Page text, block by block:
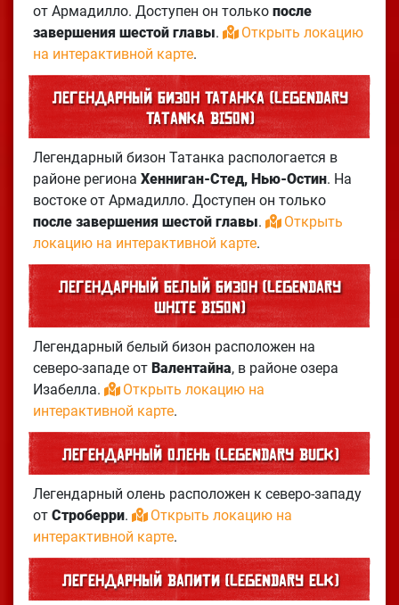
от Армадилло. Доступен он только после
завершения шестой главы.
Открыть локацию
на интерактивной карте.
Легендарный бизон Татанка (Legendary
Tatanka Bison)
Легендарный бизон Татанка распологается в
районе региона Хенниган-Стед, Нью-Остин. На
востоке от Армадилло. Доступен он только
после завершения шестой главы.
Открыть
локацию на интерактивной карте.
Легендарный белый бизон (Legendary
White Bison)
Легендарный белый бизон расположен на
северо-западе от Валентайна, в районе озера
Изабелла.
Открыть локацию на
интерактивной карте.
Легендарный олень (Legendary Buck)
Легендарный олень расположен к северо-западу
от Строберри.
Открыть локацию на
интерактивной карте.
Легендарный вапити (Legendary Elk)